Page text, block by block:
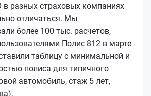
разных страховых компаниях
отличаться. Мы
более 100 тыс. расчетов,
Полис 812 в марте
таблицу с минимальной и
полиса для типичного
автомобиль, стаж 5 лет,